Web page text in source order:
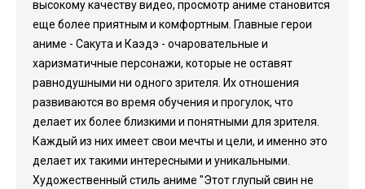
высокому качеству видео, просмотр аниме становится
еще более приятным и комфортным. Главные герои
аниме - Сакута и Каэдэ - очаровательные и
харизматичные персонажи, которые не оставят
равнодушными ни одного зрителя. Их отношения
развиваются во время обучения и прогулок, что
делает их более близкими и понятными для зрителя.
Каждый из них имеет свои мечты и цели, и именно это
делает их такими интересными и уникальными.
Художественный стиль аниме "Этот глупый свин не